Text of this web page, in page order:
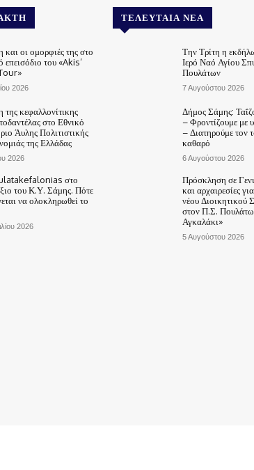
οι ομορφιές της στο
επεισόδιο του «Akis’
2026
της κεφαλλονίτικης
στο Εθνικό
Άυλης Πολιτιστικής
της Ελλάδας
2026
στο
του Κ.Υ. Σάμης. Πότε
να ολοκληρωθεί το
2026
ΤΕΛΕΥΤΑΊΑ ΝΈΑ
Την Τρίτη η
Ιερό Ναό Αγίου
Πουλάτων
7 Αυγούστου 2026
Δήμος Σάμης:
– Φροντίζουμε με
– Διατηρούμε τον
καθαρό
6 Αυγούστου 2026
Πρόσκληση σε
και αρχαιρεσίες
νέου Διοικητικού
στον Π.Σ.
Αγκαλάκι»
5 Αυγούστου 2026